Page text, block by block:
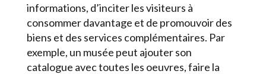
informations, d’inciter les visiteurs à
consommer davantage et de promouvoir des
biens et des services complémentaires. Par
exemple, un musée peut ajouter son
catalogue avec toutes les oeuvres, faire la